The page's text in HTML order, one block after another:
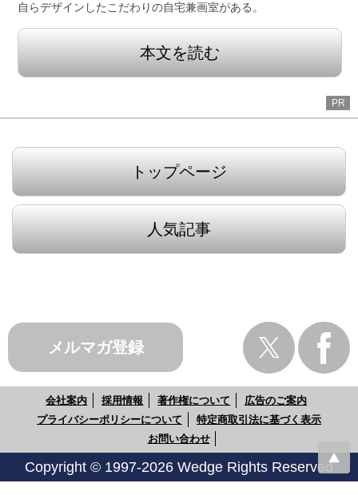
自らデザインしたこだわりの自宅兼画室がある。
本文を読む
PR
トップページ
人気記事
メルマガ登録
会社案内 採用情報 著作権について
広告のご案内
プライバシーポリシーについて
特定商取引法に基づく表示
お問い合わせ
Copyright © 1997-2026 Wedge Rights Reserved